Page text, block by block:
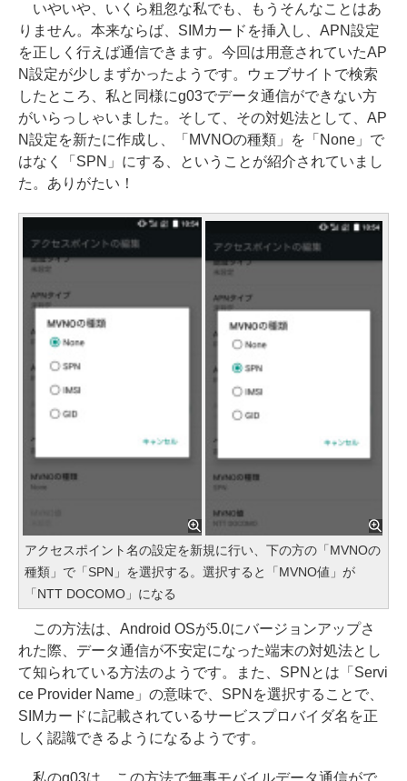
いやいや、いくら粗忽な私でも、もうそんなことはあ
りません。本来ならば、SIMカードを挿入し、APN設定
を正しく行えば通信できます。今回は用意されていたAP
N設定が少しまずかったようです。ウェブサイトで検索
したところ、私と同様にg03でデータ通信ができない方
がいらっしゃいました。そして、その対処法として、AP
N設定を新たに作成し、「MVNOの種類」を「None」で
はなく「SPN」にする、ということが紹介されていまし
た。ありがたい！
アクセスポイント名の設定を新規に行い、下の方の「MVNOの
種類」で「SPN」を選択する。選択すると「MVNO値」が
「NTT DOCOMO」になる
この方法は、Android OSが5.0にバージョンアップさ
れた際、データ通信が不安定になった端末の対処法とし
て知られている方法のようです。また、SPNとは「Servi
ce Provider Name」の意味で、SPNを選択することで、
SIMカードに記載されているサービスプロバイダ名を正
しく認識できるようになるようです。
私のg03は、この方法で無事モバイルデータ通信がで